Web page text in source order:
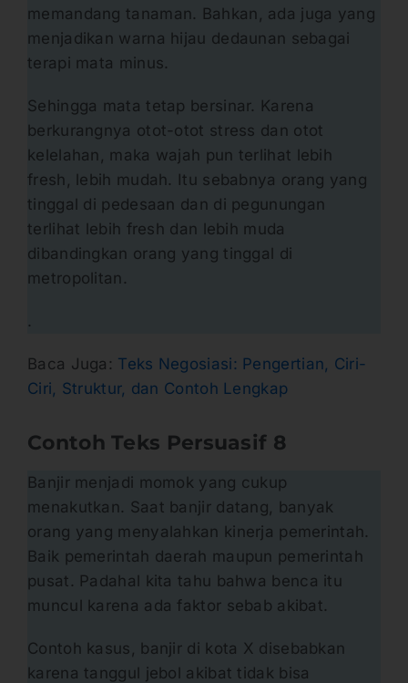
memandang tanaman. Bahkan, ada juga yang
menjadikan warna hijau dedaunan sebagai
terapi mata minus.
Sehingga mata tetap bersinar. Karena
berkurangnya otot-otot stress dan otot
kelelahan, maka wajah pun terlihat lebih
fresh, lebih mudah. Itu sebabnya orang yang
tinggal di pedesaan dan di pegunungan
terlihat lebih fresh dan lebih muda
dibandingkan orang yang tinggal di
metropolitan.
.
Baca Juga: Teks Negosiasi: Pengertian, Ciri-
Ciri, Struktur, dan Contoh Lengkap
Contoh Teks Persuasif 8
Banjir menjadi momok yang cukup
menakutkan. Saat banjir datang, banyak
orang yang menyalahkan kinerja pemerintah.
Baik pemerintah daerah maupun pemerintah
pusat. Padahal kita tahu bahwa benca itu
muncul karena ada faktor sebab akibat.
Contoh kasus, banjir di kota X disebabkan
karena tanggul jebol akibat tidak bisa